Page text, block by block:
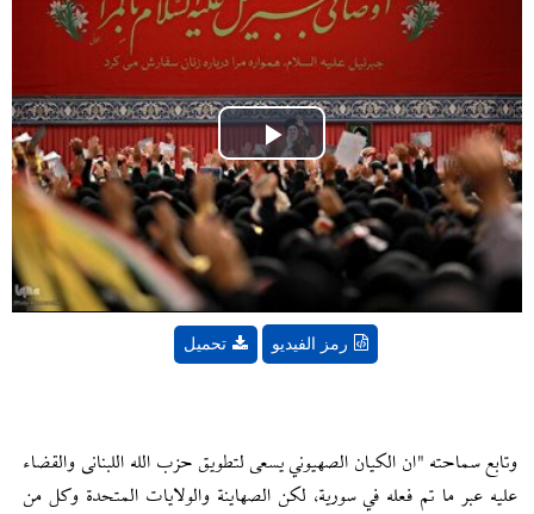
Play
Video
رمز الفيديو تحميل
وتابع سماحته "ان الكيان الصهيوني يسعى لتطويق حزب الله اللبنانی والقضاء
عليه عبر ما تم فعله في سورية، لكن الصهاينة والولايات المتحدة وكل من